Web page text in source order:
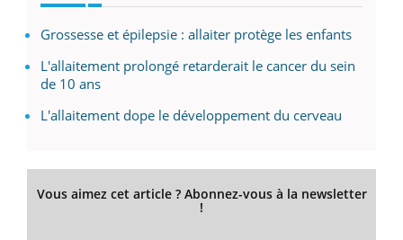
Grossesse et épilepsie : allaiter protège les enfants
L'allaitement prolongé retarderait le cancer du sein
de 10 ans
L'allaitement dope le développement du cerveau
Vous aimez cet article ? Abonnez-vous à la newsletter
!